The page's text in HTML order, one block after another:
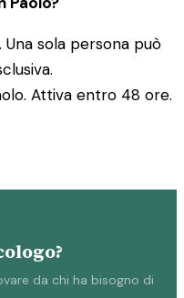
sola persona può
Attiva entro 48 ore.
da chi ha bisogno di